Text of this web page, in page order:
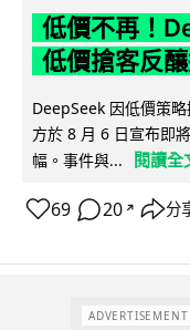
低價不再！
低價搶客反
DeepSeek 因低價策
方於 8 月 6 日宣布即
幅。事件與...
閱讀全
69 20 ↗ 分
ADVERTISEMENT